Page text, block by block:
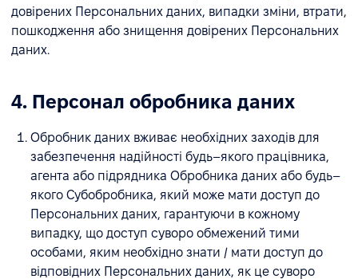
довірених Персональних даних, випадки зміни, втрати,
пошкодження або знищення довірених Персональних
даних.
4. Персонал обробника даних
Обробник даних вживає необхідних заходів для
забезпечення надійності будь–якого працівника,
агента або підрядника Обробника даних або будь–
якого Субобробника, який може мати доступ до
Персональних даних, гарантуючи в кожному
випадку, що доступ суворо обмежений тими
особами, яким необхідно знати / мати доступ до
відповідних Персональних даних, як це суворо